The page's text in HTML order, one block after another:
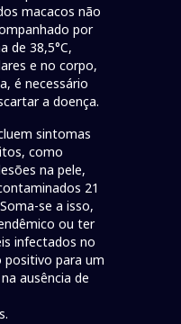
macacos não
por
de 38,5°C,
e no corpo,
é necessário
a doença.
sintomas
como
na pele,
21
se a isso,
ou ter
infectados no
para um
ausência de